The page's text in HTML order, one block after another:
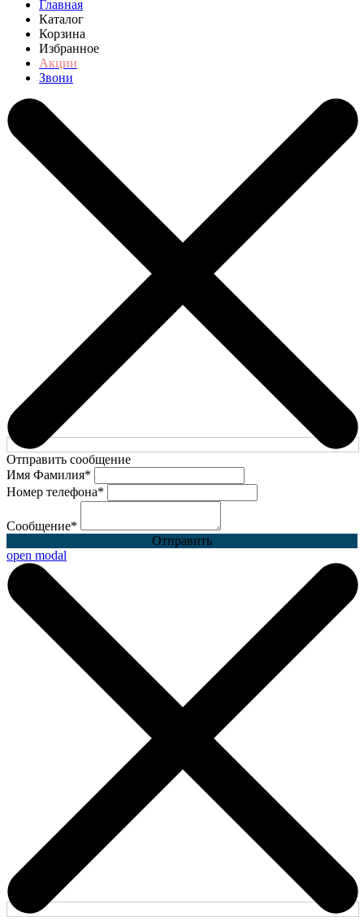
Главная
Каталог
Корзина
Избранное
Акции
Звони
Отправить сообщение
Имя Фамилия*
Номер телефона*
Сообщение*
Отправить
open modal